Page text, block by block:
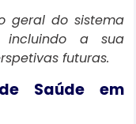
geral do sistema
incluindo a sua
futuras.
Saúde em